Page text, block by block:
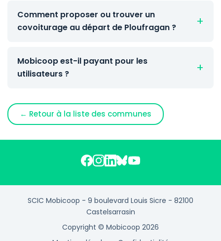
Comment proposer ou trouver un
covoiturage au départ de Ploufragan ?
Mobicoop est-il payant pour les
utilisateurs ?
← Retour à la liste des communes
SCIC Mobicoop - 9 boulevard Louis Sicre - 82100
Castelsarrasin
Copyright © Mobicoop 2026